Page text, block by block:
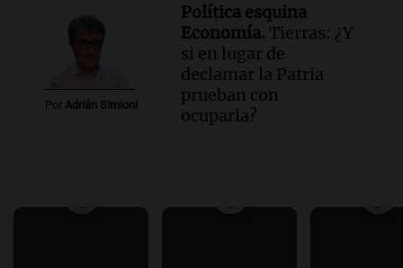
Por Adrián Simioni
Política esquina
Economía. Tierras: ¿Y
si en lugar de
declamar la Patria
prueban con
ocuparla?